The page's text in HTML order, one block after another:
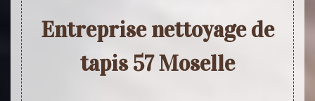
Entreprise nettoyage de
tapis 57 Moselle